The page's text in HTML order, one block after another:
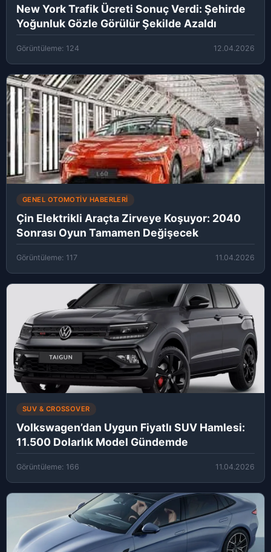
New York Trafik Ücreti Sonuç Verdi: Şehirde
Yoğunluk Gözle Görülür Şekilde Azaldı
Görüntüleme: 124 12.04.2026
GENEL OTOMOTIV HABERLERI
Çin Elektrikli Araçta Zirveye Koşuyor: 2040
Sonrası Oyun Tamamen Değişecek
Görüntüleme: 117 11.04.2026
SUV & CROSSOVER
Volkswagen’dan Uygun Fiyatlı SUV Hamlesi:
11.500 Dolarlık Model Gündemde
Görüntüleme: 166 11.04.2026